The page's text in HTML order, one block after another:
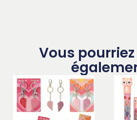
Vous